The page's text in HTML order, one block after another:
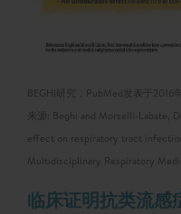
BEGHI研究，PubMed发表于2016年
来源: Beghi and Morselli-Labate,
effect on respiratory tract
Multidisciplinary Respiratory
临床证明抗类流感